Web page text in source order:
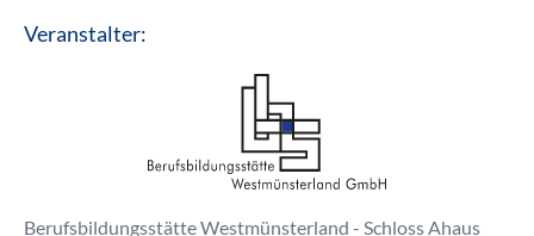
Veranstalter:
Berufsbildungsstätte Westmünsterland - Schloss Ahaus